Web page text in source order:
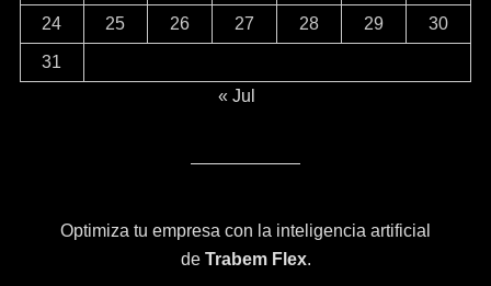
24 25 26 27 28 29 30
31
« Jul
Optimiza tu empresa con la inteligencia artificial
de Trabem Flex.